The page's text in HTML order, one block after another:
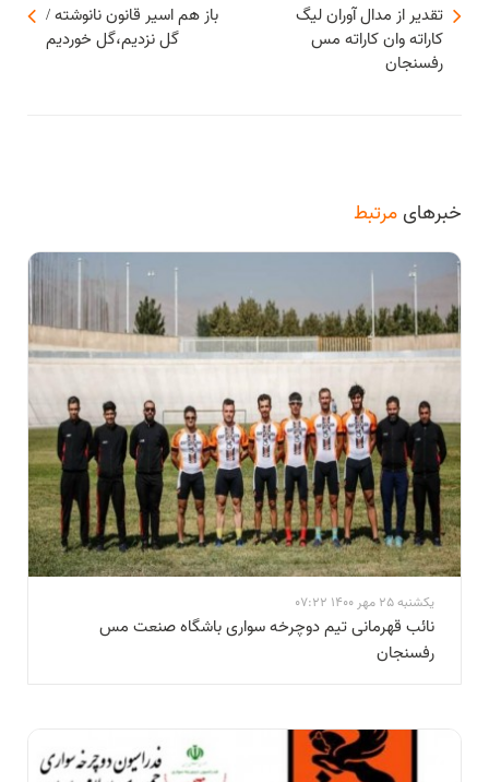
باز هم اسیر قانون نانوشته /
گل نزدیم،گل خوردیم
تقدير از مدال آوران لیگ
کاراته وان كاراته مس
رفسنجان
خبرهایمرتبط
یکشنبه 25 مهر 1400 07:22
نائب قهرمانی تیم دوچرخه سواری باشگاه صنعت مس
رفسنجان